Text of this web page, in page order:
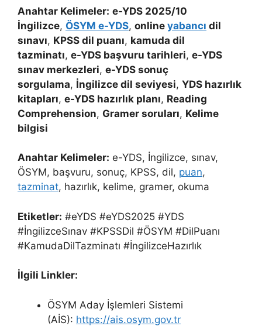
Anahtar Kelimeler: e-YDS 2025/10
İngilizce, ÖSYM e-YDS, online yabancı dil
sınavı, KPSS dil puanı, kamuda dil
tazminatı, e-YDS başvuru tarihleri, e-YDS
sınav merkezleri, e-YDS sonuç
sorgulama, İngilizce dil seviyesi, YDS hazırlık
kitapları, e-YDS hazırlık planı, Reading
Comprehension, Gramer soruları, Kelime
bilgisi
Anahtar Kelimeler: e-YDS, İngilizce, sınav,
ÖSYM, başvuru, sonuç, KPSS, dil, puan,
tazminat, hazırlık, kelime, gramer, okuma
Etiketler: #eYDS #eYDS2025 #YDS
#İngilizceSınav #KPSSDil #ÖSYM #DilPuanı
#KamudaDilTazminatı #İngilizceHazırlık
İlgili Linkler:
ÖSYM Aday İşlemleri Sistemi
(AİS): https://ais.osym.gov.tr